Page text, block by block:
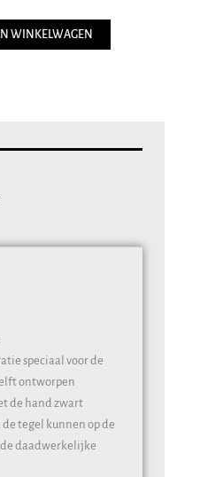
WINKELWAGEN
speciaal voor de
ontworpen
de hand zwart
tegel kunnen op de
daadwerkelijke